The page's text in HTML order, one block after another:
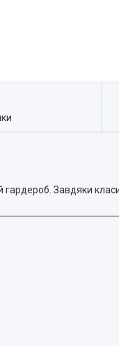
Завдяки